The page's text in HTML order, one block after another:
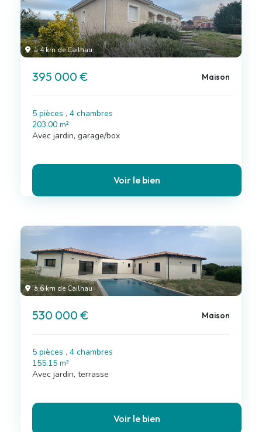
à 4 km de Cailhau
395 000 € Maison
5 pièces , 4 chambres
203.00 m²
Avec jardin, garage/box
Voir le bien
à 6 km de Cailhau
530 000 € Maison
5 pièces , 4 chambres
155.15 m²
Avec jardin, terrasse
Voir le bien